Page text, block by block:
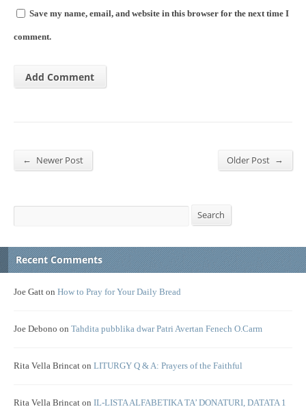
Save my name, email, and website in this browser for the next time I
comment.
← Newer Post Older Post →
Search
Recent Comments
Joe Gatt on How to Pray for Your Daily Bread
Joe Debono on Tahdita pubblika dwar Patri Avertan Fenech O.Carm
Rita Vella Brincat on LITURGY Q & A: Prayers of the Faithful
Rita Vella Brincat on IL-LISTA ALFABETIKA TA’ DONATURI, DATATA 1